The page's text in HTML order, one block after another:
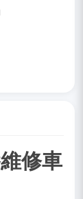
修車